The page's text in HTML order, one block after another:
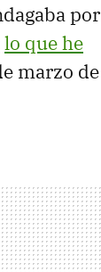
por
lo que he
marzo de